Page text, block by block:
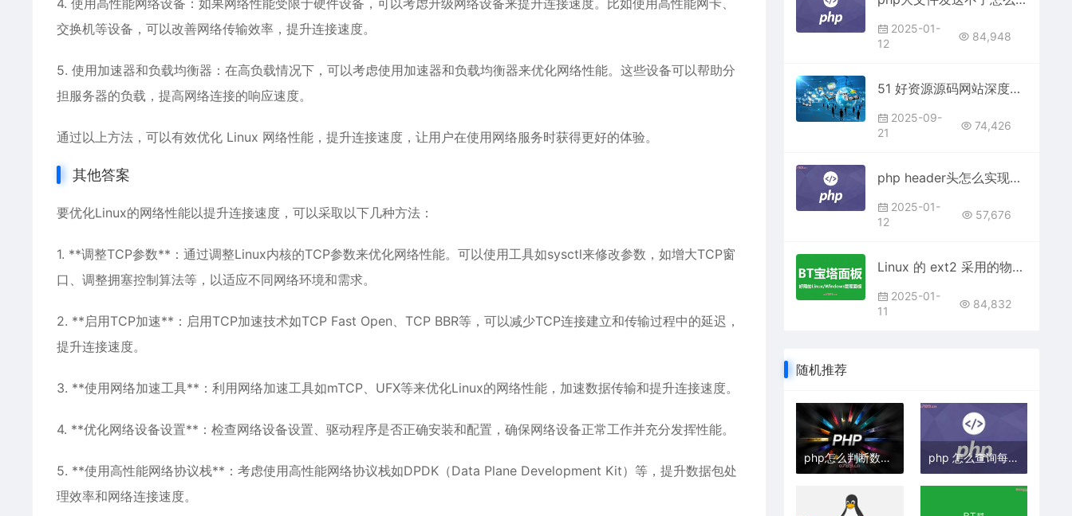
4. 使用高性能网络设备：如果网络性能受限于硬件设备，可以考虑升级网络设备来提升连接速度。比如使用高性能网卡、
交换机等设备，可以改善网络传输效率，提升连接速度。
5. 使用加速器和负载均衡器：在高负载情况下，可以考虑使用加速器和负载均衡器来优化网络性能。这些设备可以帮助分
担服务器的负载，提高网络连接的响应速度。
通过以上方法，可以有效优化 Linux 网络性能，提升连接速度，让用户在使用网络服务时获得更好的体验。
其他答案
要优化Linux的网络性能以提升连接速度，可以采取以下几种方法：
1. **调整TCP参数**：通过调整Linux内核的TCP参数来优化网络性能。可以使用工具如sysctl来修改参数，如增大TCP窗
口、调整拥塞控制算法等，以适应不同网络环境和需求。
2. **启用TCP加速**：启用TCP加速技术如TCP Fast Open、TCP BBR等，可以减少TCP连接建立和传输过程中的延迟，
提升连接速度。
3. **使用网络加速工具**：利用网络加速工具如mTCP、UFX等来优化Linux的网络性能，加速数据传输和提升连接速度。
4. **优化网络设备设置**：检查网络设备设置、驱动程序是否正确安装和配置，确保网络设备正常工作并充分发挥性能。
5. **使用高性能网络协议栈**：考虑使用高性能网络协议栈如DPDK（Data Plane Development Kit）等，提升数据包处
理效率和网络连接速度。
2025-01-
12
84,948
51 好资源源码网站深度解析：免费优质源码下载，避坑指南在此
2025-09-
21
74,426
php header头怎么实现跳转
2025-01-
12
57,676
Linux 的 ext2 采用的物理结构是什么？
2025-01-
11
84,832
随机推荐
php怎么判断数组里面是否存在某元素 php 怎么查询每个月的销量